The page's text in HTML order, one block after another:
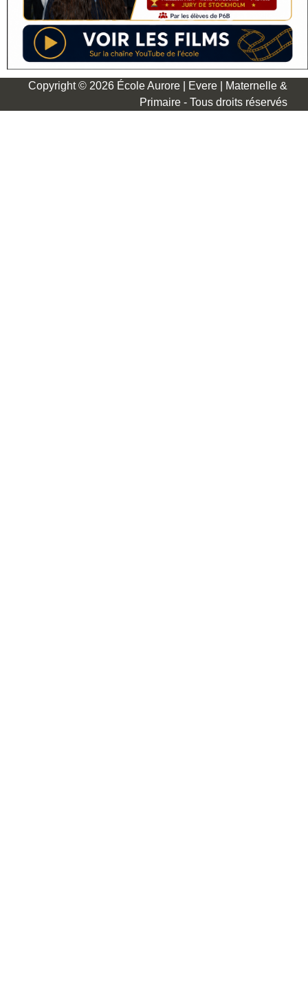
Copyright © 2026 École Aurore | Evere | Maternelle &
Primaire - Tous droits réservés